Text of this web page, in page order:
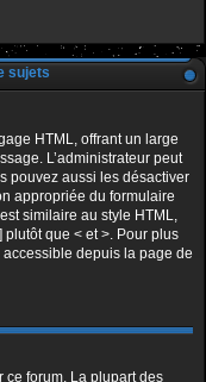
sujets
HTML, offrant un large
L’administrateur peut
pouvez aussi les désactiver
appropriée du formulaire
similaire au style HTML,
que < et >. Pour plus
depuis la page de
ce forum. La plupart des